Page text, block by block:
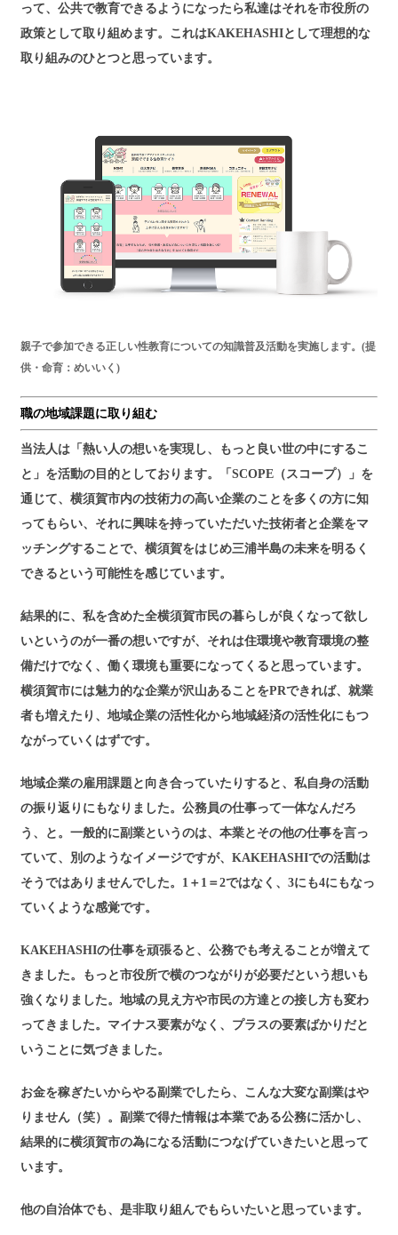
って、公共で教育できるようになったら私達はそれを市役所の
政策として取り組めます。これはKAKEHASHIとして理想的な
取り組みのひとつと思っています。
親子で参加できる正しい性教育についての知識普及活動を実施します。(提
供・命育：めいいく)
職の地域課題に取り組む
当法人は「熱い人の想いを実現し、もっと良い世の中にするこ
と」を活動の目的としております。「SCOPE（スコープ）」を
通じて、横須賀市内の技術力の高い企業のことを多くの方に知
ってもらい、それに興味を持っていただいた技術者と企業をマ
ッチングすることで、横須賀をはじめ三浦半島の未来を明るく
できるという可能性を感じています。
結果的に、私を含めた全横須賀市民の暮らしが良くなって欲し
いというのが一番の想いですが、それは住環境や教育環境の整
備だけでなく、働く環境も重要になってくると思っています。
横須賀市には魅力的な企業が沢山あることをPRできれば、就業
者も増えたり、地域企業の活性化から地域経済の活性化にもつ
ながっていくはずです。
地域企業の雇用課題と向き合っていたりすると、私自身の活動
の振り返りにもなりました。公務員の仕事って一体なんだろ
う、と。一般的に副業というのは、本業とその他の仕事を言っ
ていて、別のようなイメージですが、KAKEHASHIでの活動は
そうではありませんでした。1＋1＝2ではなく、3にも4にもなっ
ていくような感覚です。
KAKEHASHIの仕事を頑張ると、公務でも考えることが増えて
きました。もっと市役所で横のつながりが必要だという想いも
強くなりました。地域の見え方や市民の方達との接し方も変わ
ってきました。マイナス要素がなく、プラスの要素ばかりだと
いうことに気づきました。
お金を稼ぎたいからやる副業でしたら、こんな大変な副業はや
りません（笑）。副業で得た情報は本業である公務に活かし、
結果的に横須賀市の為になる活動につなげていきたいと思って
います。
他の自治体でも、是非取り組んでもらいたいと思っています。